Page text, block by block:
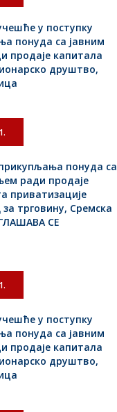
у поступку
понуда са јавним
продаје капитала
друштво,
понуда са
ради продаје
приватизације
трговину, Сремска
СЕ
у поступку
понуда са јавним
продаје капитала
друштво,